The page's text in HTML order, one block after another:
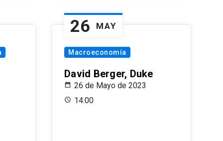
26 MAY
Macroeconomía
David Berger, Duke
26 de Mayo de 2023
14:00